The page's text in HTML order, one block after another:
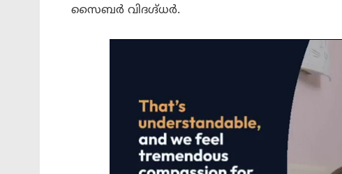
സൈബർ വിദഗ്ദ്ധർ.